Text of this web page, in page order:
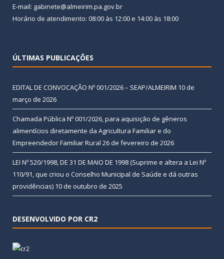
E-mail: gabinete@almeirim.pa.gov.br
Horário de atendimento: 08:00 às 12:00 e 14:00 às 18:00
ÚLTIMAS PUBLICAÇÕES
EDITAL DE CONVOCAÇÃO Nº 001/2026 – SEAP/ALMEIRIM 10 de
março de 2026
Chamada Pública Nº 001/2026, para aquisição de gêneros
alimentícios diretamente da Agricultura Familiar e do
Empreendedor Familiar Rural 26 de fevereiro de 2026
LEI Nº 520/1998, DE 31 DE MAIO DE 1998 (Suprime e altera a Lei Nº
110/91, que criou o Conselho Municipal de Saúde e dá outras
providências) 10 de outubro de 2025
DESENVOLVIDO POR CR2